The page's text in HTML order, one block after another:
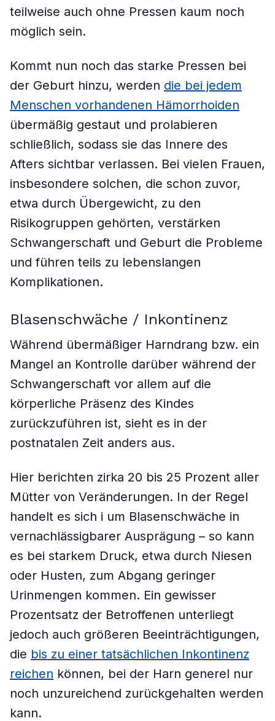
teilweise auch ohne Pressen kaum noch
möglich sein.
Kommt nun noch das starke Pressen bei
der Geburt hinzu, werden die bei jedem
Menschen vorhandenen Hämorrhoiden
übermäßig gestaut und prolabieren
schließlich, sodass sie das Innere des
Afters sichtbar verlassen. Bei vielen Frauen,
insbesondere solchen, die schon zuvor,
etwa durch Übergewicht, zu den
Risikogruppen gehörten, verstärken
Schwangerschaft und Geburt die Probleme
und führen teils zu lebenslangen
Komplikationen.
Blasenschwäche / Inkontinenz
Während übermäßiger Harndrang bzw. ein
Mangel an Kontrolle darüber während der
Schwangerschaft vor allem auf die
körperliche Präsenz des Kindes
zurückzuführen ist, sieht es in der
postnatalen Zeit anders aus.
Hier berichten zirka 20 bis 25 Prozent aller
Mütter von Veränderungen. In der Regel
handelt es sich i um Blasenschwäche in
vernachlässigbarer Ausprägung – so kann
es bei starkem Druck, etwa durch Niesen
oder Husten, zum Abgang geringer
Urinmengen kommen. Ein gewisser
Prozentsatz der Betroffenen unterliegt
jedoch auch größeren Beeinträchtigungen,
die bis zu einer tatsächlichen Inkontinenz
reichen können, bei der Harn generel nur
noch unzureichend zurückgehalten werden
kann.